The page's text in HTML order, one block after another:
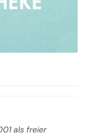
als freier